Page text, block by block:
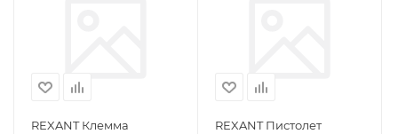
REXANT Клемма
REXANT Пистолет